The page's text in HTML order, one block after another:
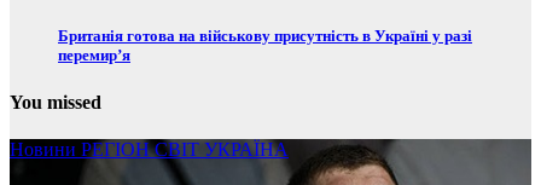
Британія готова на військову присутність в Україні у разі
перемир’я
You missed
Новини РЕГІОНСВІТ УКРАЇНА